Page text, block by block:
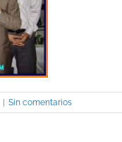
| Sin comentarios